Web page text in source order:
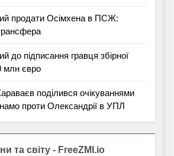
продати Осімхена в ПСЖ:
до підписання гравця збірної
млн євро
поділився очікуваннями
проти Олександрії в УПЛ
та світу - FreeZMI.io